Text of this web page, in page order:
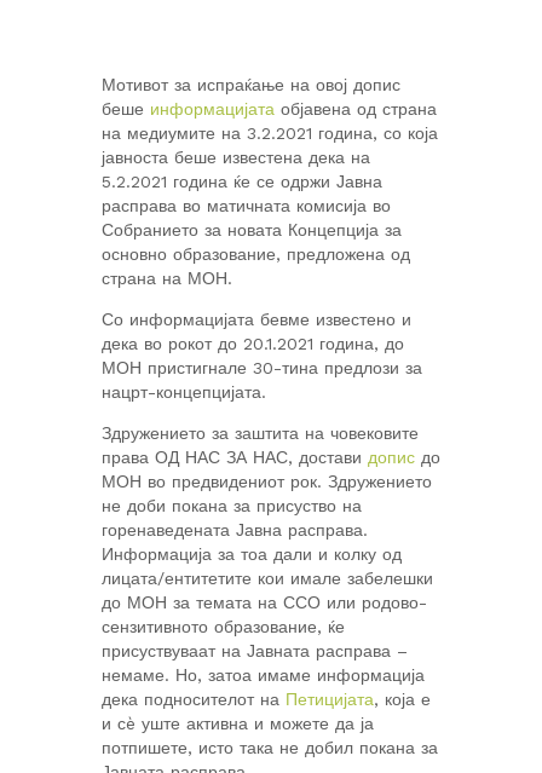
Мотивот за испраќање на овој допис
беше информацијата објавена од страна
на медиумите на 3.2.2021 година, со која
јавноста беше известена дека на
5.2.2021 година ќе се одржи Јавна
расправа во матичната комисија во
Собранието за новата Концепција за
основно образование, предложена од
страна на МОН.
Со информацијата бевме известено и
дека во рокот до 20.1.2021 година, до
МОН пристигнале 30-тина предлози за
нацрт-концепцијата.
Здружението за заштита на човековите
права ОД НАС ЗА НАС, достави допис до
МОН во предвидениот рок. Здружението
не доби покана за присуство на
горенаведената Јавна расправа.
Информација за тоа дали и колку од
лицата/ентитетите кои имале забелешки
до МОН за темата на ССО или родово-
сензитивното образование, ќе
присуствуваат на Јавната расправа –
немаме. Но, затоа имаме информација
дека подносителот на Петицијата, која е
и сè уште активна и можете да ја
потпишете, исто така не добил покана за